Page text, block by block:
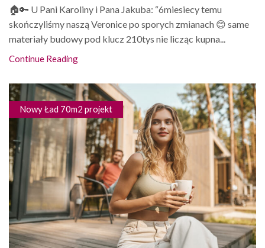
🏠🔑 U Pani Karoliny i Pana Jakuba: “6miesiecy temu
skończyliśmy naszą Veronice po sporych zmianach 😊 same
materiały budowy pod klucz 210tys nie licząc kupna...
Continue Reading
Nowy Ład 70m2 projekt